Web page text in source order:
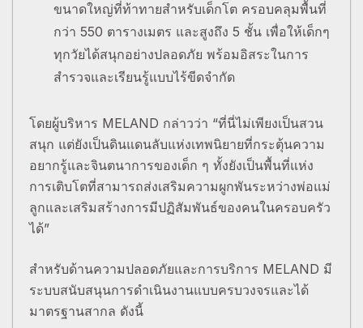
ขนาดใหญ่ที่ท้าทายสำหรับเด็กโต ครอบคลุมพื้นที่
กว่า 550 ตารางเมตร และสูงถึง 5 ชั้น เพื่อให้เด็กๆ
ทุกวัยได้สนุกอย่างปลอดภัย พร้อมอิสระในการ
สำรวจและเรียนรู้แบบไร้ขีดจำกัด
โดยผู้บริหาร MELAND กล่าวว่า “ที่นี่ไม่เพียงเป็นสวน
สนุก แต่ยังเป็นดินแดนลับแห่งเทพนิยายที่กระตุ้นความ
อยากรู้และจินตนาการของเด็ก ๆ ทั้งยังเป็นพื้นที่แห่ง
การเติบโตที่สามารถส่งเสริมความผูกพันระหว่างพ่อแม่
ลูกและเสริมสร้างการมีปฏิสัมพันธ์ของคนในครอบครัว
ได้”
สำหรับด้านความปลอดภัยและการบริการ MELAND มี
ระบบสนับสนุนการดำเนินงานแบบครบวงจรและได้
มาตรฐานสากล ดังนี้